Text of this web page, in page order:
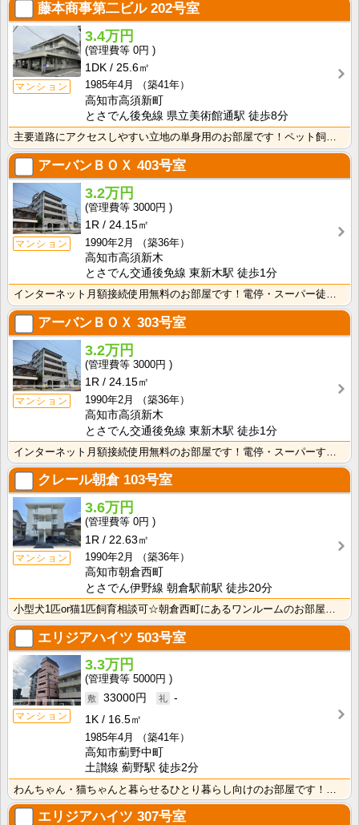
藤本商事第二ビル202号室
マンション
3.4万円
0円
1DK
25.6㎡
1985年4月
（築41年）
高知市高須新町
とさでん後免線 県立美術館通駅 徒歩8分
主要道路にアクセスしやすい立地の単身用のお部屋です！ペット飼育相談可☆南向きバルコニー・日当たり良好･･･
アーバンＢＯＸ 403号室
マンション
3.2万円
3000円
1R
24.15㎡
1990年2月
（築36年）
高知市高須新木
とさでん交通後免線 東新木駅 徒歩1分
インターネット月額接続使用無料のお部屋です！電停・スーパー徒歩圏内！生活に便利な立地条件です♪防犯カ･･･
アーバンＢＯＸ 303号室
マンション
3.2万円
3000円
1R
24.15㎡
1990年2月
（築36年）
高知市高須新木
とさでん交通後免線 東新木駅 徒歩1分
クレール朝倉103号室
マンション
3.6万円
0円
1R
22.63㎡
1990年2月
（築36年）
高知市朝倉西町
とさでん伊野線 朝倉駅前駅 徒歩20分
エリジアハイツ 503号室
マンション
3.3万円
5000円
33000円
-
1K
16.5㎡
1985年4月
（築41年）
高知市薊野中町
土讃線 薊野駅 徒歩2分
エリジアハイツ 307号室